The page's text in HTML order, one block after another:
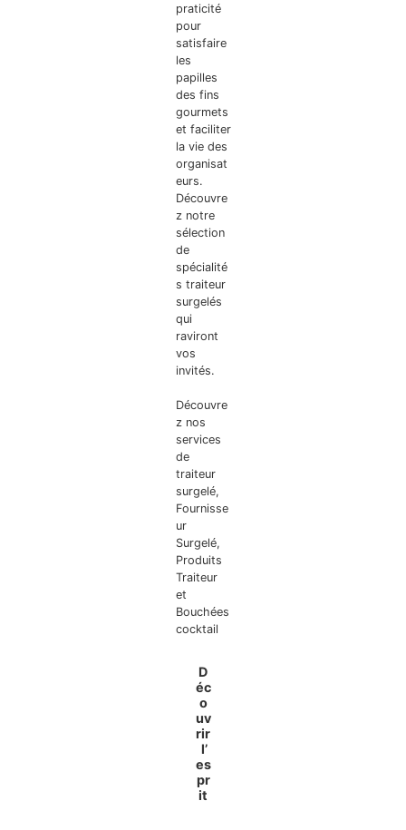
praticité
pour
satisfaire
les
papilles
des fins
gourmets
et faciliter
la vie des
organisat
eurs.
Découvre
z notre
sélection
de
spécialité
s traiteur
surgelés
qui
raviront
vos
invités.
Découvre
z nos
services
de
traiteur
surgelé,
Fournisse
ur
Surgelé,
Produits
Traiteur
et
Bouchées
cocktail
D
éc
o
uv
rir
l’
es
pr
it